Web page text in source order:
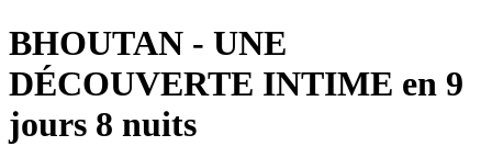
BHOUTAN - UNE
DÉCOUVERTE INTIME en 9
jours 8 nuits